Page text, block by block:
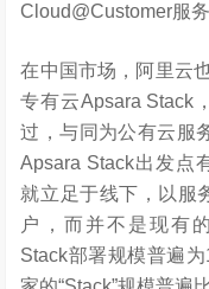
Cloud@Customer服
在中国市场，阿里云
专有云Apsara Stack
过，与同为公有云服
Apsara Stack出发点
就立足于线下，以服
户，而并不是现有
Stack部署规模普遍